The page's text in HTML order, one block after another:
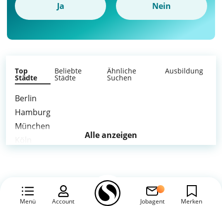
Menü Account Jobagent Merken
Ja Nein
Top
Städte
Beliebte
Städte
Ähnliche
Suchen
Ausbildung
Berlin
Hamburg
München
Leipzig
Alle anzeigen